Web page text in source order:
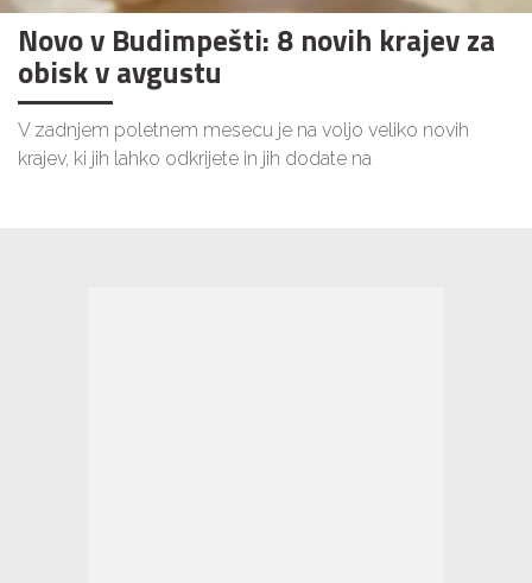
Novo v Budimpešti: 8 novih krajev za
obisk v avgustu
V zadnjem poletnem mesecu je na voljo veliko novih
krajev, ki jih lahko odkrijete in jih dodate na